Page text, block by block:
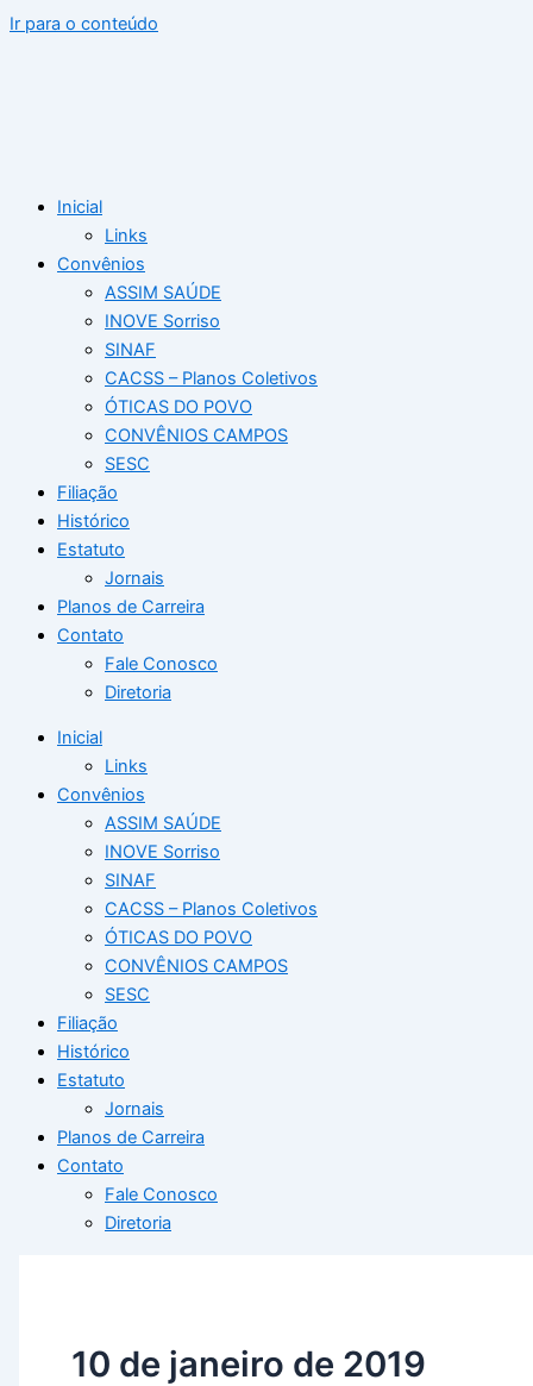
Ir para o conteúdo
Inicial
Links
Convênios
ASSIM SAÚDE
INOVE Sorriso
SINAF
CACSS – Planos Coletivos
ÓTICAS DO POVO
CONVÊNIOS CAMPOS
SESC
Filiação
Histórico
Estatuto
Jornais
Planos de Carreira
Contato
Fale Conosco
Diretoria
Inicial
Links
Convênios
ASSIM SAÚDE
INOVE Sorriso
SINAF
CACSS – Planos Coletivos
ÓTICAS DO POVO
CONVÊNIOS CAMPOS
SESC
Filiação
Histórico
Estatuto
Jornais
Planos de Carreira
Contato
Fale Conosco
Diretoria
10 de janeiro de 2019